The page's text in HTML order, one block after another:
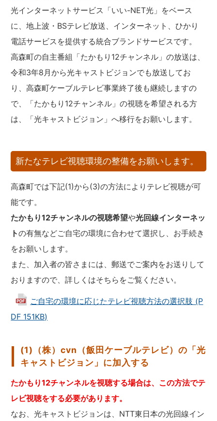
光インターネットサービス「いい-NET光」をベース
に、地上波・BSテレビ放送、インターネット、ひかり
電話サービスを提供する統合ブランドサービスです。
高森町の自主番組「たかもり12チャンネル」の放送は、
令和3年8月から光キャストビジョンでも放送してお
り、高森町ケーブルテレビ事業終了後も継続しますの
で、「たかもり12チャンネル」の視聴を希望される方
は、「光キャストビジョン」へ移行をお願いします。
新たなテレビ視聴環境の整備をお願いします。
高森町では下記(1)から(3)の方法によりテレビ視聴が可
能です。
たかもり12チャンネルの視聴希望や光回線インターネッ
トの有無などご自宅の環境に合わせて選択し、お手続き
をお願いします。
また、加入者の皆さまには、郵送でご案内をお送りして
おりますので、詳しくはそちらをご覧ください。
ご自宅の環境に応じたテレビ視聴方法の選択肢 (P
DF 151KB)
(1)（株）cvn（飯田ケーブルテレビ）の「光
キャストビジョン」に加入する
たかもり12チャンネルを視聴する場合は、この方法でテ
レビ視聴をする必要があります。
なお、光キャストビジョンは、NTT東日本の光回線イン